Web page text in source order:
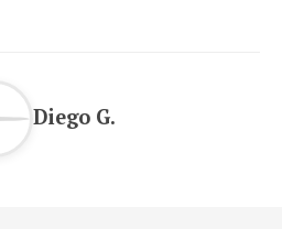
Diego G.